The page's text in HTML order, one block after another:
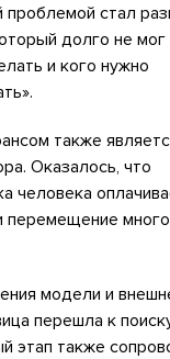
проблемой стал
долго не мог
и кого нужно
также
Оказалось, что
человека
перемещение
модели и
перешла к
этап также